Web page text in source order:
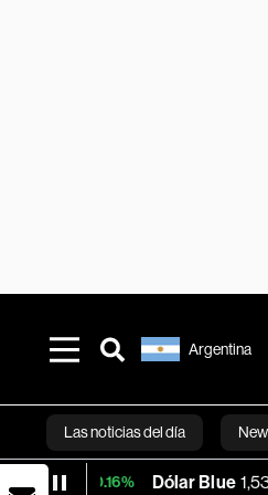
Argentina
Las noticias del día
Dólar Blue 1,530.00